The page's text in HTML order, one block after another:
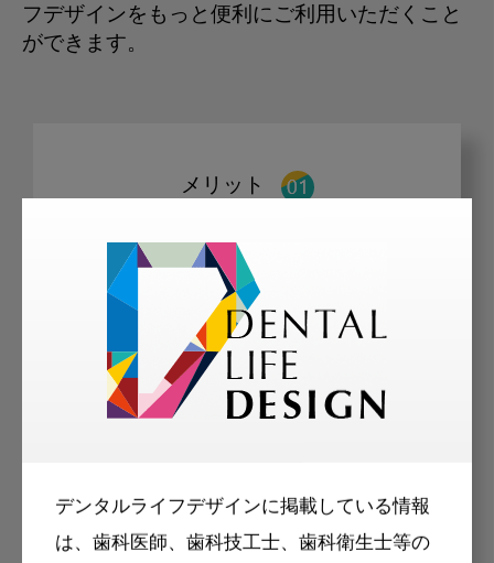
デンタルライフデザインに掲載している情報
は、歯科医師、歯科技工士、歯科衛生士等の
フデザインをもっと便利にご利用いただくこと
ができます。
メリット
会員限定の記事を
掲載記事の一部（または全部）はログ